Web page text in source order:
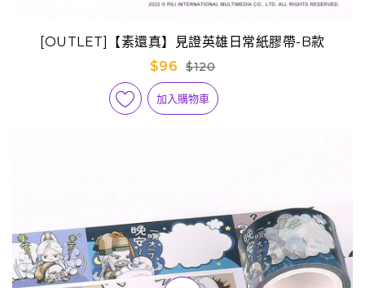
[OUTLET]【素還真】見證英雄日常紙膠帶-B款
$96
$120
加入購物車